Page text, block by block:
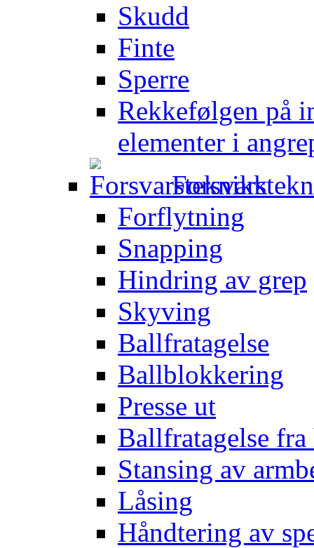
Skudd
Finte
Sperre
Rekkefølgen på
elementer i
Forflytning
Snapping
Hindring av grep
Skyving
Ballfratagelse
Ballblokkering
Presse ut
Ballfratagelse fra
Stansing av
Låsing
Håndtering av